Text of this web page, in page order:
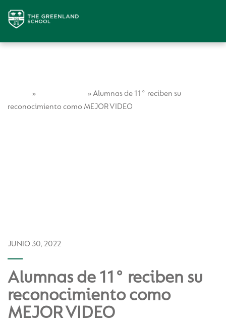
» »Alumnas de 11° reciben su
reconocimiento como MEJOR VIDEO
JUNIO 30, 2022
Alumnas de 11° reciben su
reconocimiento como
MEJOR VIDEO